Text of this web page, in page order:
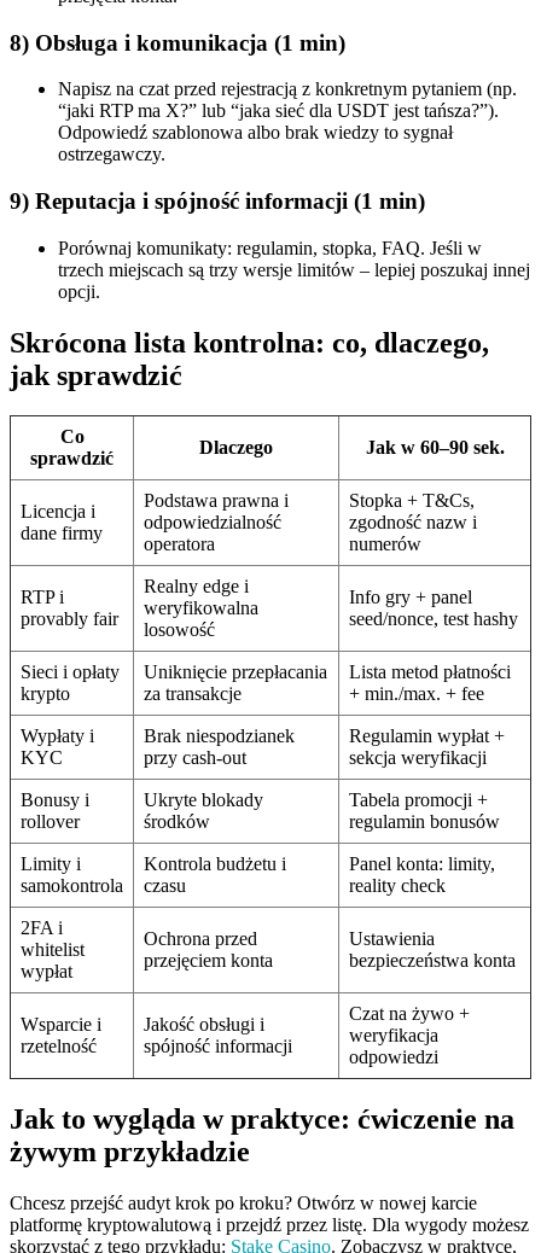
8) Obsługa i komunikacja (1 min)
Napisz na czat przed rejestracją z konkretnym pytaniem (np.
“jaki RTP ma X?” lub “jaka sieć dla USDT jest tańsza?”).
Odpowiedź szablonowa albo brak wiedzy to sygnał
ostrzegawczy.
9) Reputacja i spójność informacji (1 min)
Porównaj komunikaty: regulamin, stopka, FAQ. Jeśli w
trzech miejscach są trzy wersje limitów – lepiej poszukaj innej
opcji.
Skrócona lista kontrolna: co, dlaczego,
jak sprawdzić
Co
sprawdzić
Dlaczego Jak w 60–90 sek.
Licencja i
dane firmy
Podstawa prawna i
odpowiedzialność
operatora
Stopka + T&Cs,
zgodność nazw i
numerów
RTP i
provably fair
Realny edge i
weryfikowalna
losowość
Info gry + panel
seed/nonce, test hashy
Sieci i opłaty
krypto
Uniknięcie przepłacania
za transakcje
Lista metod płatności
+ min./max. + fee
Wypłaty i
KYC
Brak niespodzianek
przy cash-out
Regulamin wypłat +
sekcja weryfikacji
Bonusy i
rollover
Ukryte blokady
środków
Tabela promocji +
regulamin bonusów
Limity i
samokontrola
Kontrola budżetu i
czasu
Panel konta: limity,
reality check
2FA i
whitelist
wypłat
Ochrona przed
przejęciem konta
Ustawienia
bezpieczeństwa konta
Wsparcie i
rzetelność
Jakość obsługi i
spójność informacji
Czat na żywo +
weryfikacja
odpowiedzi
Jak to wygląda w praktyce: ćwiczenie na
żywym przykładzie
Chcesz przejść audyt krok po kroku? Otwórz w nowej karcie
platformę kryptowalutową i przejdź przez listę. Dla wygody możesz
skorzystać z tego przykładu: Stake Casino. Zobaczysz w praktyce,